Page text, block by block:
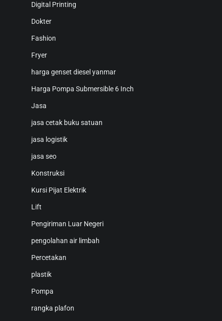
Digital Printing
Dokter
Fashion
Fryer
harga genset diesel yanmar
Harga Pompa Submersible 6 Inch
Jasa
jasa cetak buku satuan
jasa logistik
jasa seo
Konstruksi
Kursi Pijat Elektrik
Lift
Pengiriman Luar Negeri
pengolahan air limbah
Percetakan
plastik
Pompa
rangka plafon